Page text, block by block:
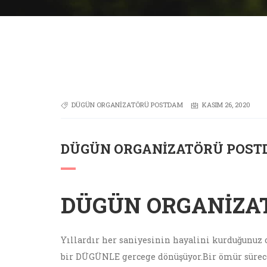
DÜGÜN ORGANIZATÖRÜ POSTDAM KASIM 26, 2020
DÜGÜN ORGANIZATÖRÜ
DÜGÜN
Yıllardır her saniyesinin hayalini kurduğunuz
bir DÜGÜNLE gercege dönüşüyor.Bir ömür